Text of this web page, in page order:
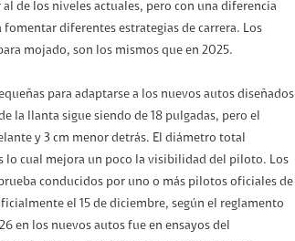
de los niveles actuales, pero con una diferencia
diferentes estrategias de carrera. Los
mojado, son los mismos que en 2025.
para adaptarse a los nuevos autos diseñados
la llanta sigue siendo de 18 pulgadas, pero el
y 3 cm menor detrás. El diámetro total
lo cual mejora un poco la visibilidad del piloto. Los
conducidos por uno o más pilotos oficiales de
el 15 de diciembre, según el reglamento
en los nuevos autos fue en ensayos del